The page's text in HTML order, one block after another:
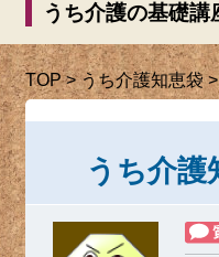
うち介護の基礎講
TOP>うち介護知恵袋>
うち介護